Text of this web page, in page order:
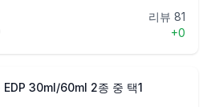
리뷰 81
+0
EDP 30ml/60ml 2종 중 택1